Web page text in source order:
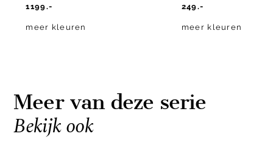
1199.-
meer kleuren
249.-
meer kleuren
Meer van deze serie
Bekijk ook